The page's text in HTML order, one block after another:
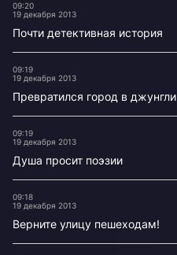
09:20
19 декабря 2013
Почти детективная история
09:19
19 декабря 2013
Превратился город в джунгли
09:19
19 декабря 2013
Душа просит поэзии
09:18
19 декабря 2013
Верните улицу пешеходам!